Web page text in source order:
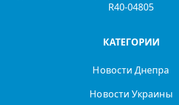
R40-04805
КАТЕГОРИИ
Новости Днепра
Новости Украины